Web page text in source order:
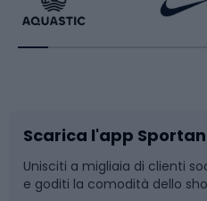
Bikepacking
Bushcraft
Corsa
Sport con le racchette
Slitte e slittini
Snowboard
Scarica l'app
Unisciti a migliaia di clienti
e goditi la comodità dello